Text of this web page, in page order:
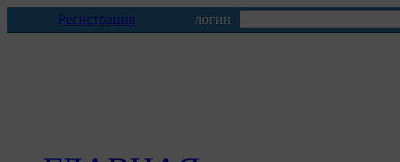
Регистрация логин